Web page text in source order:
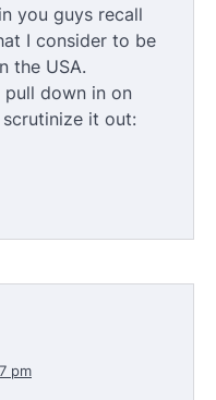
you guys recall
I consider to be
the USA.
down in on
it out:
pm